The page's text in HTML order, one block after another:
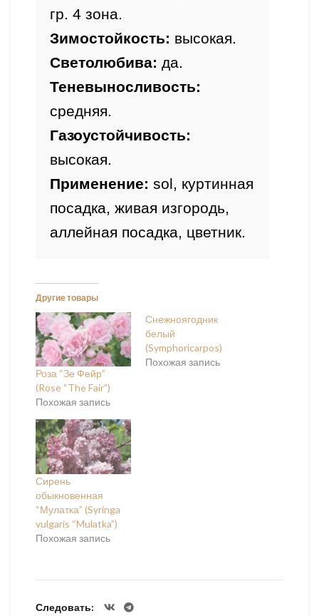
гр. 4 зона.
Зимостойкость: высокая.
Светолюбива: да.
средняя.
высокая.
Применение: sol, куртинная
посадка, живая изгородь,
аллейная посадка, цветник.
Другие товары
Роза “Зе Фейр”
(Rose “The Fair”)
Похожая запись
Снежноягодник
белый
(Symphoricarpos)
Похожая запись
Сирень
обыкновенная
“Мулатка” (Syringa
vulgaris “Mulatka”)
Похожая запись
Следовать